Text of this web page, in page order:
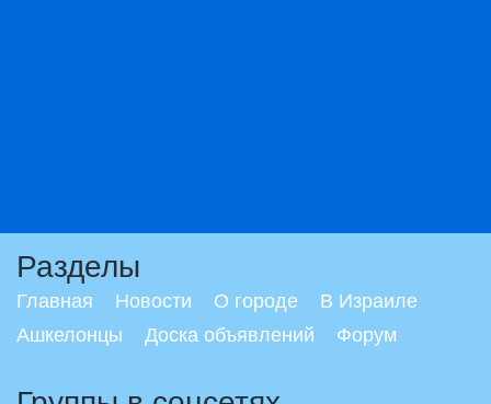
Разделы
Главная Новости О городе
В Израиле
Ашкелонцы
Доска объявлений Форум